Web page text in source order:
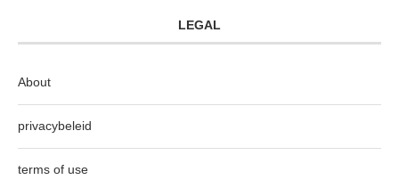
LEGAL
About
privacybeleid
terms of use